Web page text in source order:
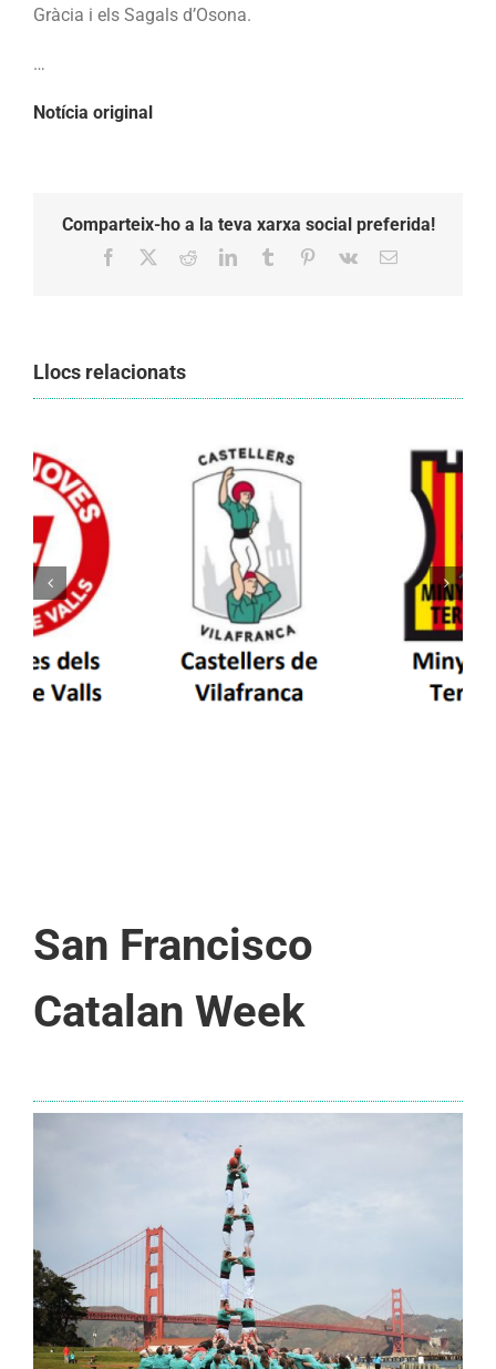
Gràcia i els Sagals d’Osona.
…
Notícia original
Comparteix-ho a la teva xarxa social preferida!
Facebook RedditLinkedInTumblr Pinterest
Vk Email:
Llocs relacionats
Els Castellers de Vilafranca unieixen tradició i
patrimoni en un viatge de colla a la Vall
d’Aran i a la Vall de Boí
San Francisco
Catalan Week